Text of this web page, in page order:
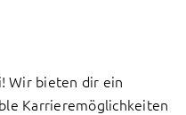
Wir bieten dir ein
Karrieremöglichkeiten